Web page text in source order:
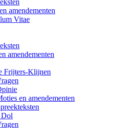
amendementen
Vitae
amendementen
Frijters-Klijnen
en amendementen